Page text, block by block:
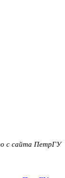
с сайта ПетрГУ